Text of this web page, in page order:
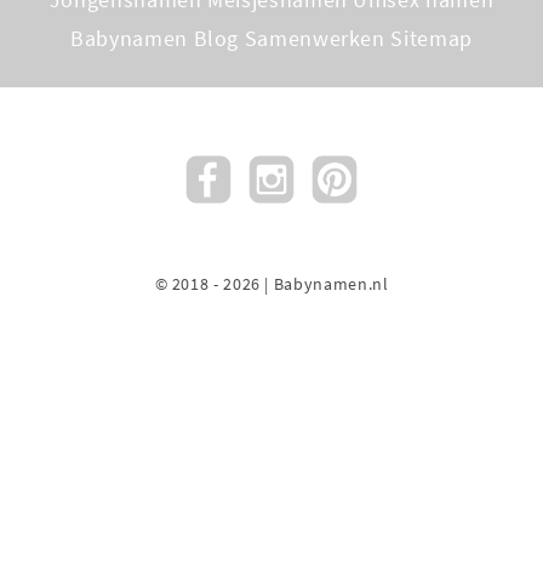
Babynamen Blog Samenwerken Sitemap
© 2018 - 2026 | Babynamen.nl